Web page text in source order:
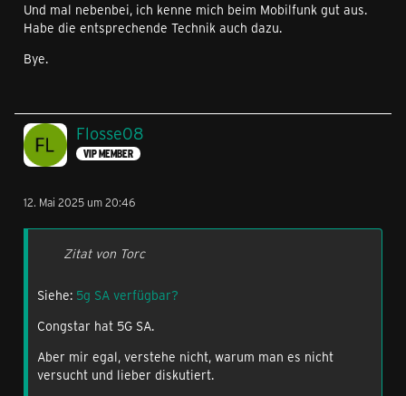
Und mal nebenbei, ich kenne mich beim Mobilfunk gut aus.
Habe die entsprechende Technik auch dazu.
Bye.
Flosse08
VIP MEMBER
12. Mai 2025 um 20:46
Zitat von Torc
Siehe: 5g SA verfügbar?
Congstar hat 5G SA.
Aber mir egal, verstehe nicht, warum man es nicht
versucht und lieber diskutiert.